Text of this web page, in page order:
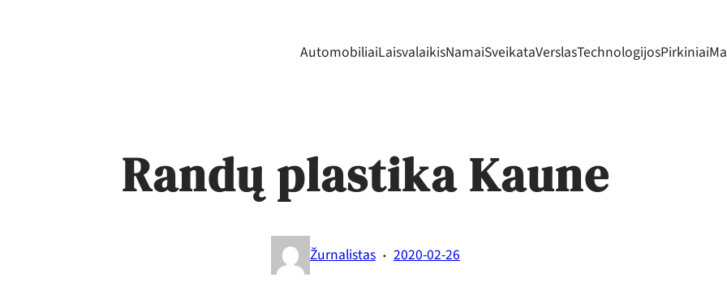
AutomobiliaiLaisvalaikisNamaiSveikataVerslasTechnologijosPirkiniai
Randų plastika Kaune
Žurnalistas · 2020-02-26